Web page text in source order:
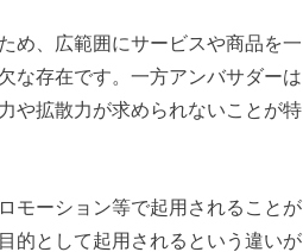
め、広範囲にサービスや商品を一
な存在です。一方アンバサダーは
や拡散力が求められないことが特
モーション等で起用されることが
的として起用されるという違いが